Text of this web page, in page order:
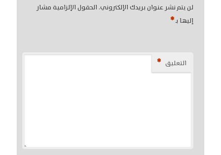
لن يتم نشر عنوان بريدك الإلكتروني. الحقول الإلزامية مشار
إليها بـ*
التعليق *